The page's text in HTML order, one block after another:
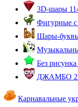
3D-шары
Фигурные с
Шары-
Без рисунка
ДЖАМБО
Карнавальные